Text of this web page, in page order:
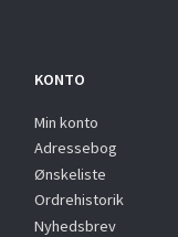
KONTO
Min konto
Adressebog
Ønskeliste
Ordrehistorik
Nyhedsbrev